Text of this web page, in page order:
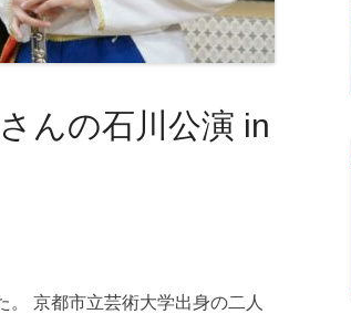
んの石川公演 in
京都市立芸術大学出身の二人